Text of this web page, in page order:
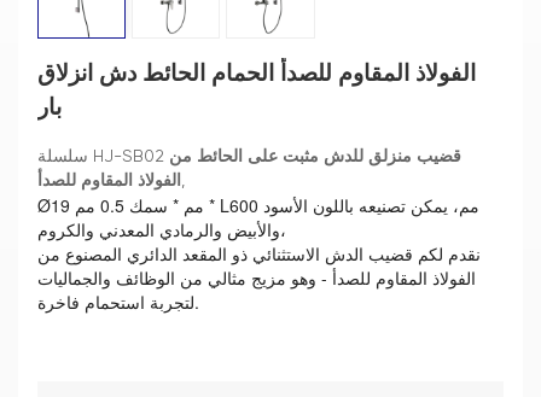
الفولاذ المقاوم للصدأ الحمام الحائط دش انزلاق
بار
سلسلة HJ-SB02 قضيب منزلق للدش مثبت على الحائط من
الفولاذ المقاوم للصدأ
Ø19 مم * سمك 0.5 مم * L600 مم، يمكن تصنيعه باللون الأسود
والأبيض والرمادي المعدني والكروم،
نقدم لكم قضيب الدش الاستثنائي ذو المقعد الدائري المصنوع من
الفولاذ المقاوم للصدأ - وهو مزيج مثالي من الوظائف والجماليات
لتجربة استحمام فاخرة.